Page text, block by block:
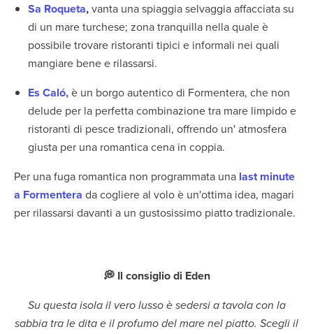
Sa Roqueta,vanta una spiaggia selvaggia affacciata su
di un mare turchese; zona tranquilla nella quale è
possibile trovare ristoranti tipici e informali nei quali
mangiare bene e rilassarsi.
Es Caló,è un borgo autentico di Formentera, che non
delude per la perfetta combinazione tra mare limpido e
ristoranti di pesce tradizionali, offrendo un' atmosfera
giusta per una romantica cena in coppia.
Per una fuga romantica non programmata una last minute
a Formentera da cogliere al volo è un'ottima idea, magari
per rilassarsi davanti a un gustosissimo piatto tradizionale.
💭 Il consiglio di Eden
Su questa isola il vero lusso è sedersi a tavola con la
sabbia tra le dita e il profumo del mare nel piatto. Scegli il